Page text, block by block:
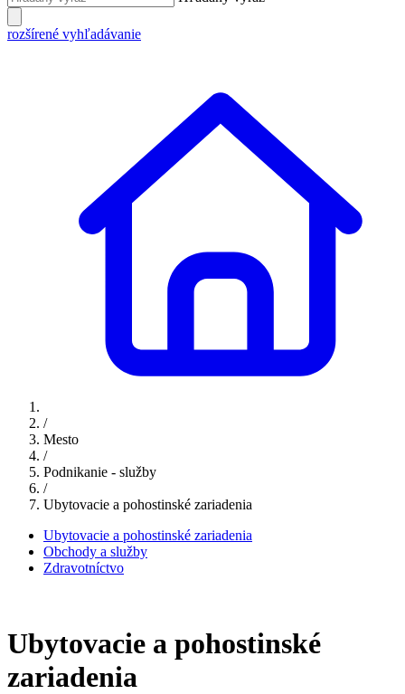
rozšírené vyhľadávanie
/
Mesto
/
Podnikanie - služby
/
Ubytovacie a pohostinské zariadenia
Ubytovacie a pohostinské zariadenia
Obchody a služby
Zdravotníctvo
Ubytovacie a pohostinské
zariadenia